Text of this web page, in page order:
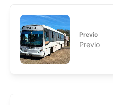
Previo
Previo